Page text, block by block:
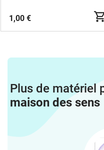
1,00 €
Plus de matériel
maison des sens